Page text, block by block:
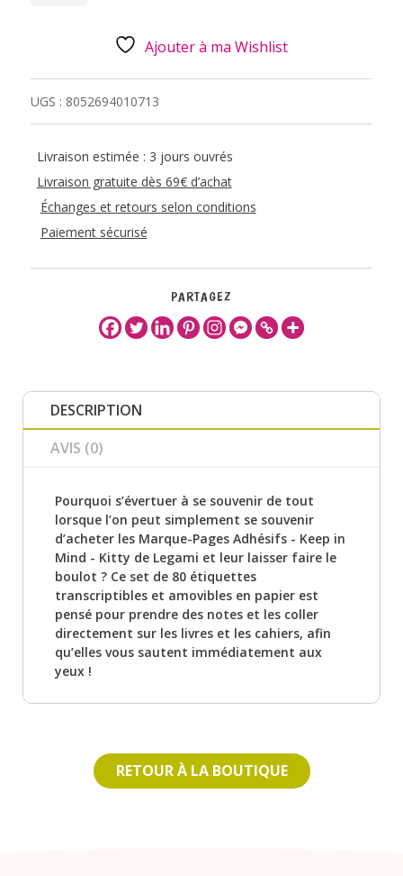
Ajouter à ma Wishlist
UGS : 8052694010713
Livraison estimée : 3 jours ouvrés
Livraison gratuite dès 69€ d’achat
Échanges et retours selon conditions
Paiement sécurisé
PARTAGEZ
DESCRIPTION
AVIS (0)
Pourquoi s’évertuer à se souvenir de tout
lorsque l’on peut simplement se souvenir
d’acheter les Marque-Pages Adhésifs - Keep in
Mind - Kitty de Legami et leur laisser faire le
boulot ? Ce set de 80 étiquettes
transcriptibles et amovibles en papier est
pensé pour prendre des notes et les coller
directement sur les livres et les cahiers, afin
qu’elles vous sautent immédiatement aux
yeux !
RETOUR À LA BOUTIQUE